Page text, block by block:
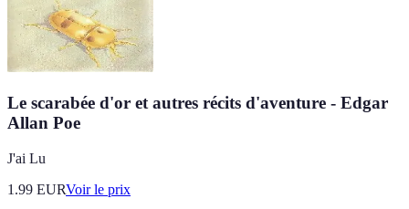
Le scarabée d'or et autres récits d'aventure - Edgar
Allan Poe
J'ai Lu
1.99 EURVoir le prix